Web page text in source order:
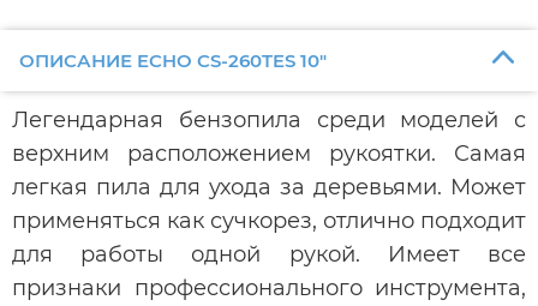
ОПИСАНИЕ ECHO CS-260TES 10"
Легендарная бензопила среди моделей с
верхним расположением рукоятки. Самая
легкая пила для ухода за деревьями. Может
применяться как сучкорез, отлично подходит
для работы одной рукой. Имеет все
признаки профессионального инструмента,